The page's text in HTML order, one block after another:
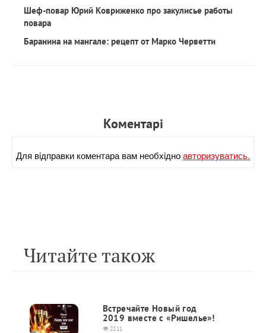
Шеф-повар Юрий Ковриженко про закулисье работы
повара
Баранина на мангале: рецепт от Марко Черветти
Коментарi
Для вiдправки коментара вам необхiдноавторизуватись.
Читайте також
Встречайте Новый год
2019 вместе с «Ришелье»!
2211